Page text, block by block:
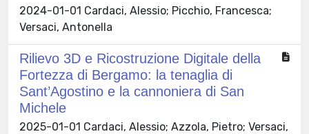
2024-01-01 Cardaci, Alessio; Picchio, Francesca;
Versaci, Antonella
Rilievo 3D e Ricostruzione Digitale della
Fortezza di Bergamo: la tenaglia di
Sant’Agostino e la cannoniera di San
Michele
2025-01-01 Cardaci, Alessio; Azzola, Pietro; Versaci,